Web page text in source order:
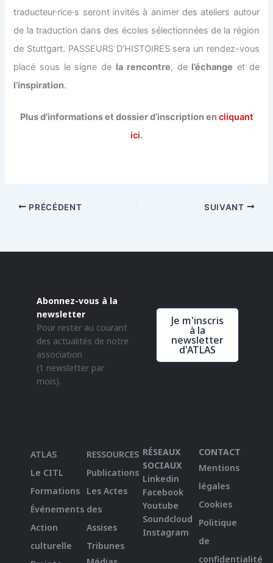
traducteur·rice·s seront invités à animer des ateliers autour
de la traduction dans des écoles sélectionnées de la région
de Stuttgart. PASSEURS D’HISTOIRES sera un rendez-vous
placé sous le signe de la rencontre, de l’échange et de
l’inspiration.
Plus d’informations et dossier d’inscription encliquant
ici.
PRÉCÉDENT SUIVANT
Abonnez-vous à la
newsletter
Pour rester au courant
des actualités de notre
association
(1 newsletter par
mois).
Je m'inscris
à la
newsletter
d'ATLAS
ATLAS
Le CITL
Formations
Événements
Action
culturelle
RESSOURCES
Publications
Les Actes
des
Assises
Tribunes
RÉSEAUX
SOCIAUX
Linkedin
Facebook
Youtube
Soundcloud
Instagram
CONTACT
Mentions
légales
Cookies
Politique
de
confidentialité